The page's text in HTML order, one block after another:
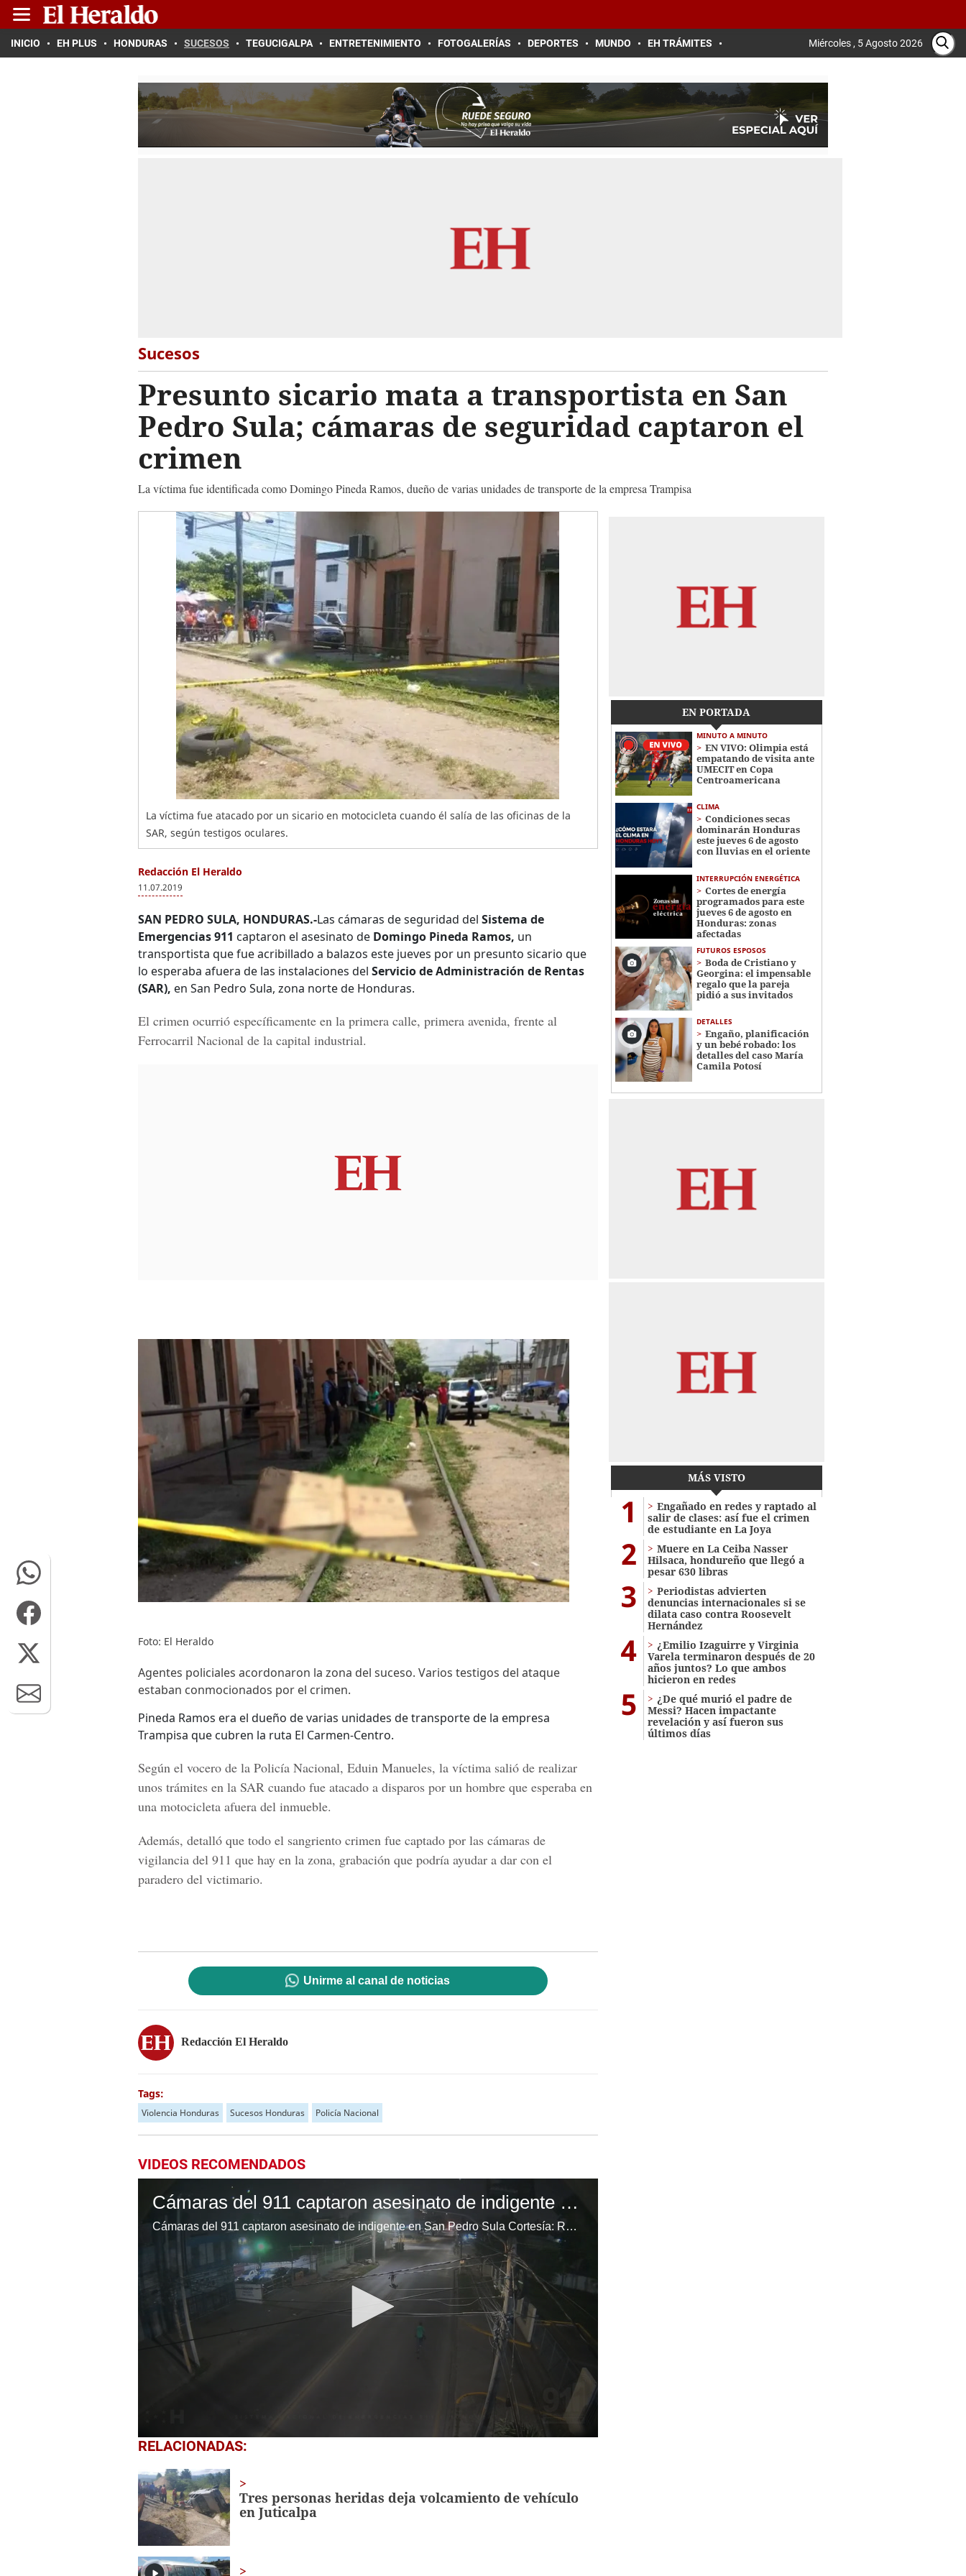
INICIO EH PLUS HONDURAS SUCESOS TEGUCIGALPA ENTRETENIMIENTO FOTOGALERÍAS DEPORTES MUNDO EH TRÁMITES Miércoles , 5 Agosto 2026
Sucesos
Presunto sicario mata a transportista en San
Pedro Sula; cámaras de seguridad captaron el
crimen
La víctima fue identificada como Domingo Pineda Ramos, dueño de varias unidades de transporte de la empresa Trampisa
La víctima fue atacado por un sicario en motocicleta cuando él salía de las oficinas de la
SAR, según testigos oculares.
Redacción El Heraldo
11.07.2019
SAN PEDRO SULA, HONDURAS.-Las cámaras de seguridad del Sistema de
Emergencias 911 captaron el asesinato de Domingo Pineda Ramos, un
transportista que fue acribillado a balazos este jueves por un presunto sicario que
lo esperaba afuera de las instalaciones del Servicio de Administración de Rentas
(SAR), en San Pedro Sula, zona norte de Honduras.
El crimen ocurrió específicamente en la primera calle, primera avenida, frente al
Ferrocarril Nacional de la capital industrial.
Foto: El Heraldo
Agentes policiales acordonaron la zona del suceso. Varios testigos del ataque
estaban conmocionados por el crimen.
Pineda Ramos era el dueño de varias unidades de transporte de la empresa
Trampisa que cubren la ruta El Carmen-Centro.
Según el vocero de la Policía Nacional, Eduin Manueles, la víctima salió de realizar
unos trámites en la SAR cuando fue atacado a disparos por un hombre que esperaba en
una motocicleta afuera del inmueble.
Además, detalló que todo el sangriento crimen fue captado por las cámaras de
vigilancia del 911 que hay en la zona, grabación que podría ayudar a dar con el
paradero del victimario.
Unirme al canal de noticias
Redacción El Heraldo
Tags:
Violencia Honduras Sucesos Honduras Policía Nacional
VIDEOS RECOMENDADOS
Cámaras del 911 captaron asesinato de indigente en San Pedro Sula
Cámaras del 911 captaron asesinato de indigente en San Pedro Sula Cortesía: Redes sociales
0
seconds
56
secondsVolume
0%
RELACIONADAS:
Tres personas heridas deja volcamiento de vehículo
en Juticalpa
EN PORTADA
MINUTO A MINUTO
EN VIVO: Olimpia está
empatando de visita ante
UMECIT en Copa
Centroamericana
CLIMA
Condiciones secas
dominarán Honduras
este jueves 6 de agosto
con lluvias en el oriente
INTERRUPCIÓN ENERGÉTICA
Cortes de energía
programados para este
jueves 6 de agosto en
Honduras: zonas
afectadas
FUTUROS ESPOSOS
Boda de Cristiano y
Georgina: el impensable
regalo que la pareja
pidió a sus invitados
DETALLES
Engaño, planificación
y un bebé robado: los
detalles del caso María
Camila Potosí
MÁS VISTO
1
Engañado en redes y raptado al
salir de clases: así fue el crimen
de estudiante en La Joya
2
Muere en La Ceiba Nasser
Hilsaca, hondureño que llegó a
pesar 630 libras
3
Periodistas advierten
denuncias internacionales si se
dilata caso contra Roosevelt
Hernández
4
¿Emilio Izaguirre y Virginia
Varela terminaron después de 20
años juntos? Lo que ambos
hicieron en redes
5
¿De qué murió el padre de
Messi? Hacen impactante
revelación y así fueron sus
últimos días